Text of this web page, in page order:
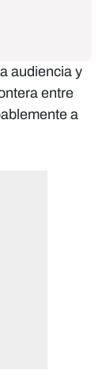
audiencia y
entre
a